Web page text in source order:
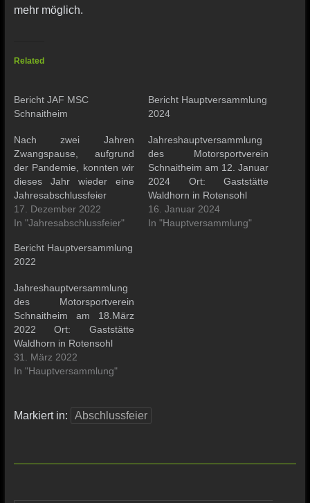
mehr möglich.
Related
Bericht JAF MSC
Schnaitheim
Nach zwei Jahren
Zwangspause, aufgrund
der Pandemie, konnten wir
dieses Jahr wieder eine
Jahresabschlussfeier
veranstalten. Der Saal war
besser gefüllt denn je. Ein
unserem 1. Vorstand Franz
Balle machte den offiziellen
Ehrungen der Mitglieder.
Da es sich gestaut hatte,
durch den Entfall der…
17. Dezember 2022
In "Jahresabschlussfeier"
Bericht Hauptversammlung
2024
Jahreshauptversammlung
des Motorsportverein
Schnaitheim am 12. Januar
2024 Ort: Gaststätte
Waldhorn in Rotensohl
16. Januar 2024
In "Hauptversammlung"
Bericht Hauptversammlung
2022
Jahreshauptversammlung
des Motorsportverein
Schnaitheim am 18.März
2022 Ort: Gaststätte
Waldhorn in Rotensohl
31. März 2022
In "Hauptversammlung"
Markiert in: Abschlussfeier